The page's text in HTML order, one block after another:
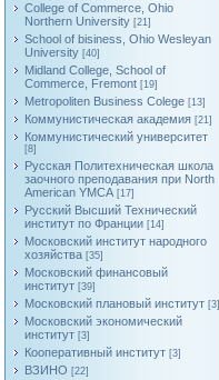
College of Commerce, Ohio
Northern University [21]
School of bisiness, Ohio Wesleyan
University [40]
Midland College, School of
Commerce, Fremont [19]
Metropoliten Business Colege [13]
Коммунистическая академия [21]
Коммунистический университет
[8]
Русская Политехническая школа
заочного преподавания при North
American YMCA [17]
Русский Высший Технический
институт по Франции [14]
Московский институт народного
хозяйства [35]
Московский финансовый
институт [39]
Московский плановый институт [3]
Московский экономический
институт [3]
Кооперативный институт [3]
ВЗИНО [22]